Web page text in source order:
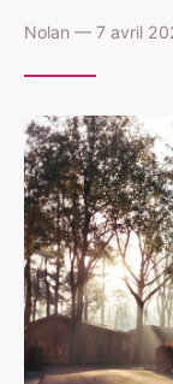
Nolan — 7 avril